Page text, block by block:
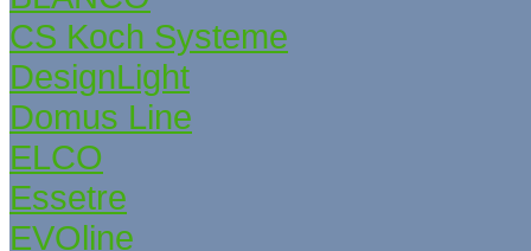
CS Koch Systeme
DesignLight
Domus Line
ELCO
Essetre
EVOline